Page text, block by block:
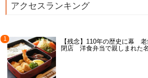
アクセスランキング
1
【残念】110年の歴史に幕
閉店 洋食弁当で親しまれた